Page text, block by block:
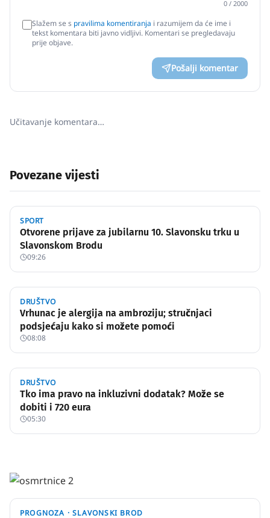
0 / 2000
Slažem se s pravilima komentiranja i razumijem da će ime i
tekst komentara biti javno vidljivi. Komentari se pregledavaju
prije objave.
Pošalji komentar
Učitavanje komentara…
Povezane vijesti
SPORT
Otvorene prijave za jubilarnu 10. Slavonsku trku u
Slavonskom Brodu
09:26
DRUŠTVO
Vrhunac je alergija na ambroziju; stručnjaci
podsjećaju kako si možete pomoći
08:08
DRUŠTVO
Tko ima pravo na inkluzivni dodatak? Može se
dobiti i 720 eura
05:30
PROGNOZA ·SLAVONSKI BROD